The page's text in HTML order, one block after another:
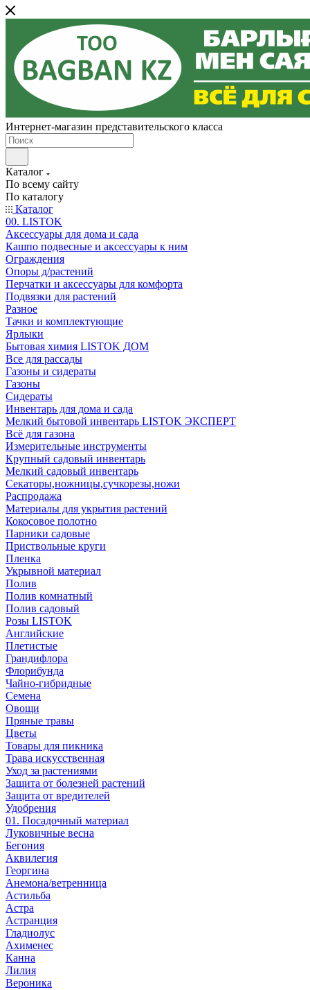
Интернет-магазин представительского класса
Каталог
По всему сайту
По каталогу
Каталог
00. LISTOK
Аксессуары для дома и сада
Кашпо подвесные и аксессуары к ним
Ограждения
Опоры д/растений
Перчатки и аксессуары для комфорта
Подвязки для растений
Разное
Тачки и комплектующие
Ярлыки
Бытовая химия LISTOK ДОМ
Все для рассады
Газоны и сидераты
Газоны
Сидераты
Инвентарь для дома и сада
Мелкий бытовой инвентарь LISTOK ЭКСПЕРТ
Всё для газона
Измерительные инструменты
Крупный садовый инвентарь
Мелкий садовый инвентарь
Секаторы,ножницы,сучкорезы,ножи
Распродажа
Материалы для укрытия растений
Кокосовое полотно
Парники садовые
Приствольные круги
Пленка
Укрывной материал
Полив
Полив комнатный
Полив садовый
Розы LISTOK
Английские
Плетистые
Грандифлора
Флорибунда
Чайно-гибридные
Семена
Овощи
Пряные травы
Цветы
Товары для пикника
Трава искусственная
Уход за растениями
Защита от болезней растений
Защита от вредителей
Удобрения
01. Посадочный материал
Луковичные весна
Бегония
Аквилегия
Георгина
Анемона/ветренница
Астильба
Астра
Астранция
Гладиолус
Ахименес
Канна
Лилия
Вероника